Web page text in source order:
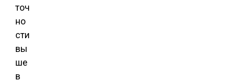
точ
но
сти
вы
ше
в